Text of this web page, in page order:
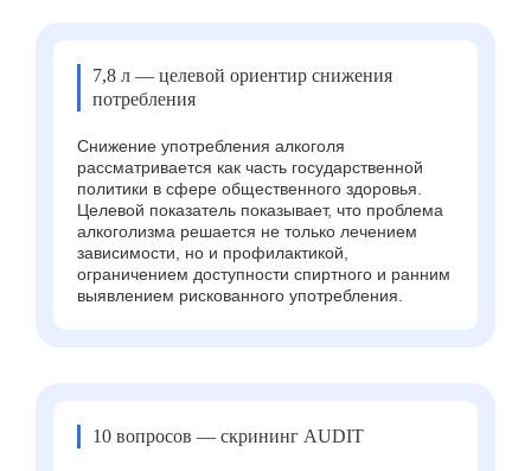
7,8 л — целевой ориентир снижения
потребления
Снижение употребления алкоголя
рассматривается как часть государственной
политики в сфере общественного здоровья.
Целевой показатель показывает, что проблема
алкоголизма решается не только лечением
зависимости, но и профилактикой,
ограничением доступности спиртного и ранним
выявлением рискованного употребления.
10 вопросов — скрининг AUDIT